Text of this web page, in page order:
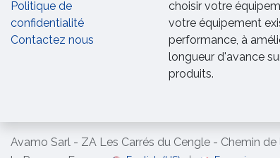
Politique de
confidentialité
Contactez nous
choisir votre
votre équipement
performance, à
longueur d'avance
produits.
Avamo Sarl - ZA Les Carrés du Cengle - Chemin